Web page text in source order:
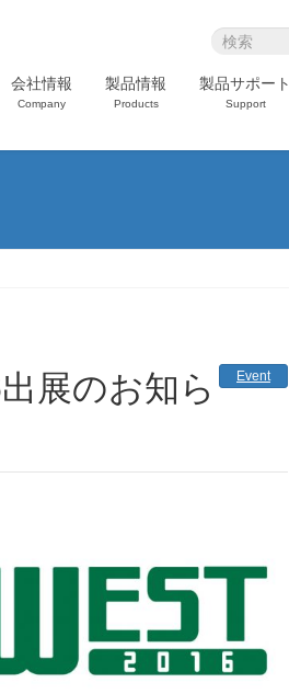
会社情報
Company
製品情報
Products
製品サポート
Support
Event